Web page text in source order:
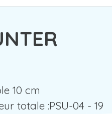
10 cm
totale :PSU-04 - 19